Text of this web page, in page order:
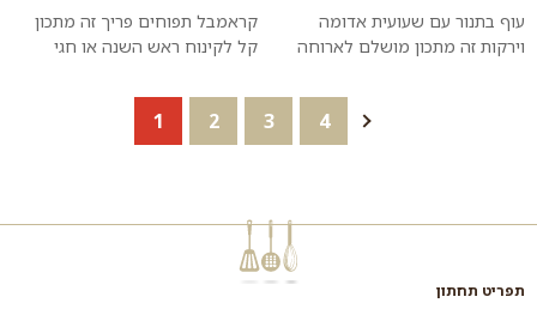
עוף בתנור עם שעועית אדומה
וירקות זה מתכון מושלם לארוחה
סתם לארוחת ערב ביתית מושקעת.
קראמבל תפוחים פריך זה מתכון
קל לקינוח ראש השנה או חגי
להכין בקלות כשהאורחים בדרך.
1 2 3 4
תפריט תחתון